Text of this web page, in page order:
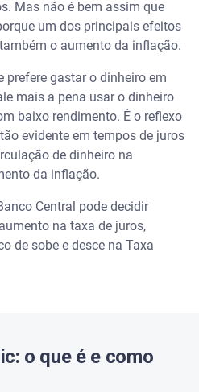
Mas não é bem assim que
um dos principais efeitos
o aumento da inflação.
prefere gastar o dinheiro em
mais a pena usar o dinheiro
baixo rendimento. É o reflexo
evidente em tempos de juros
de dinheiro na
da inflação.
Central pode decidir
na taxa de juros,
de sobe e desce na Taxa
o que é e como